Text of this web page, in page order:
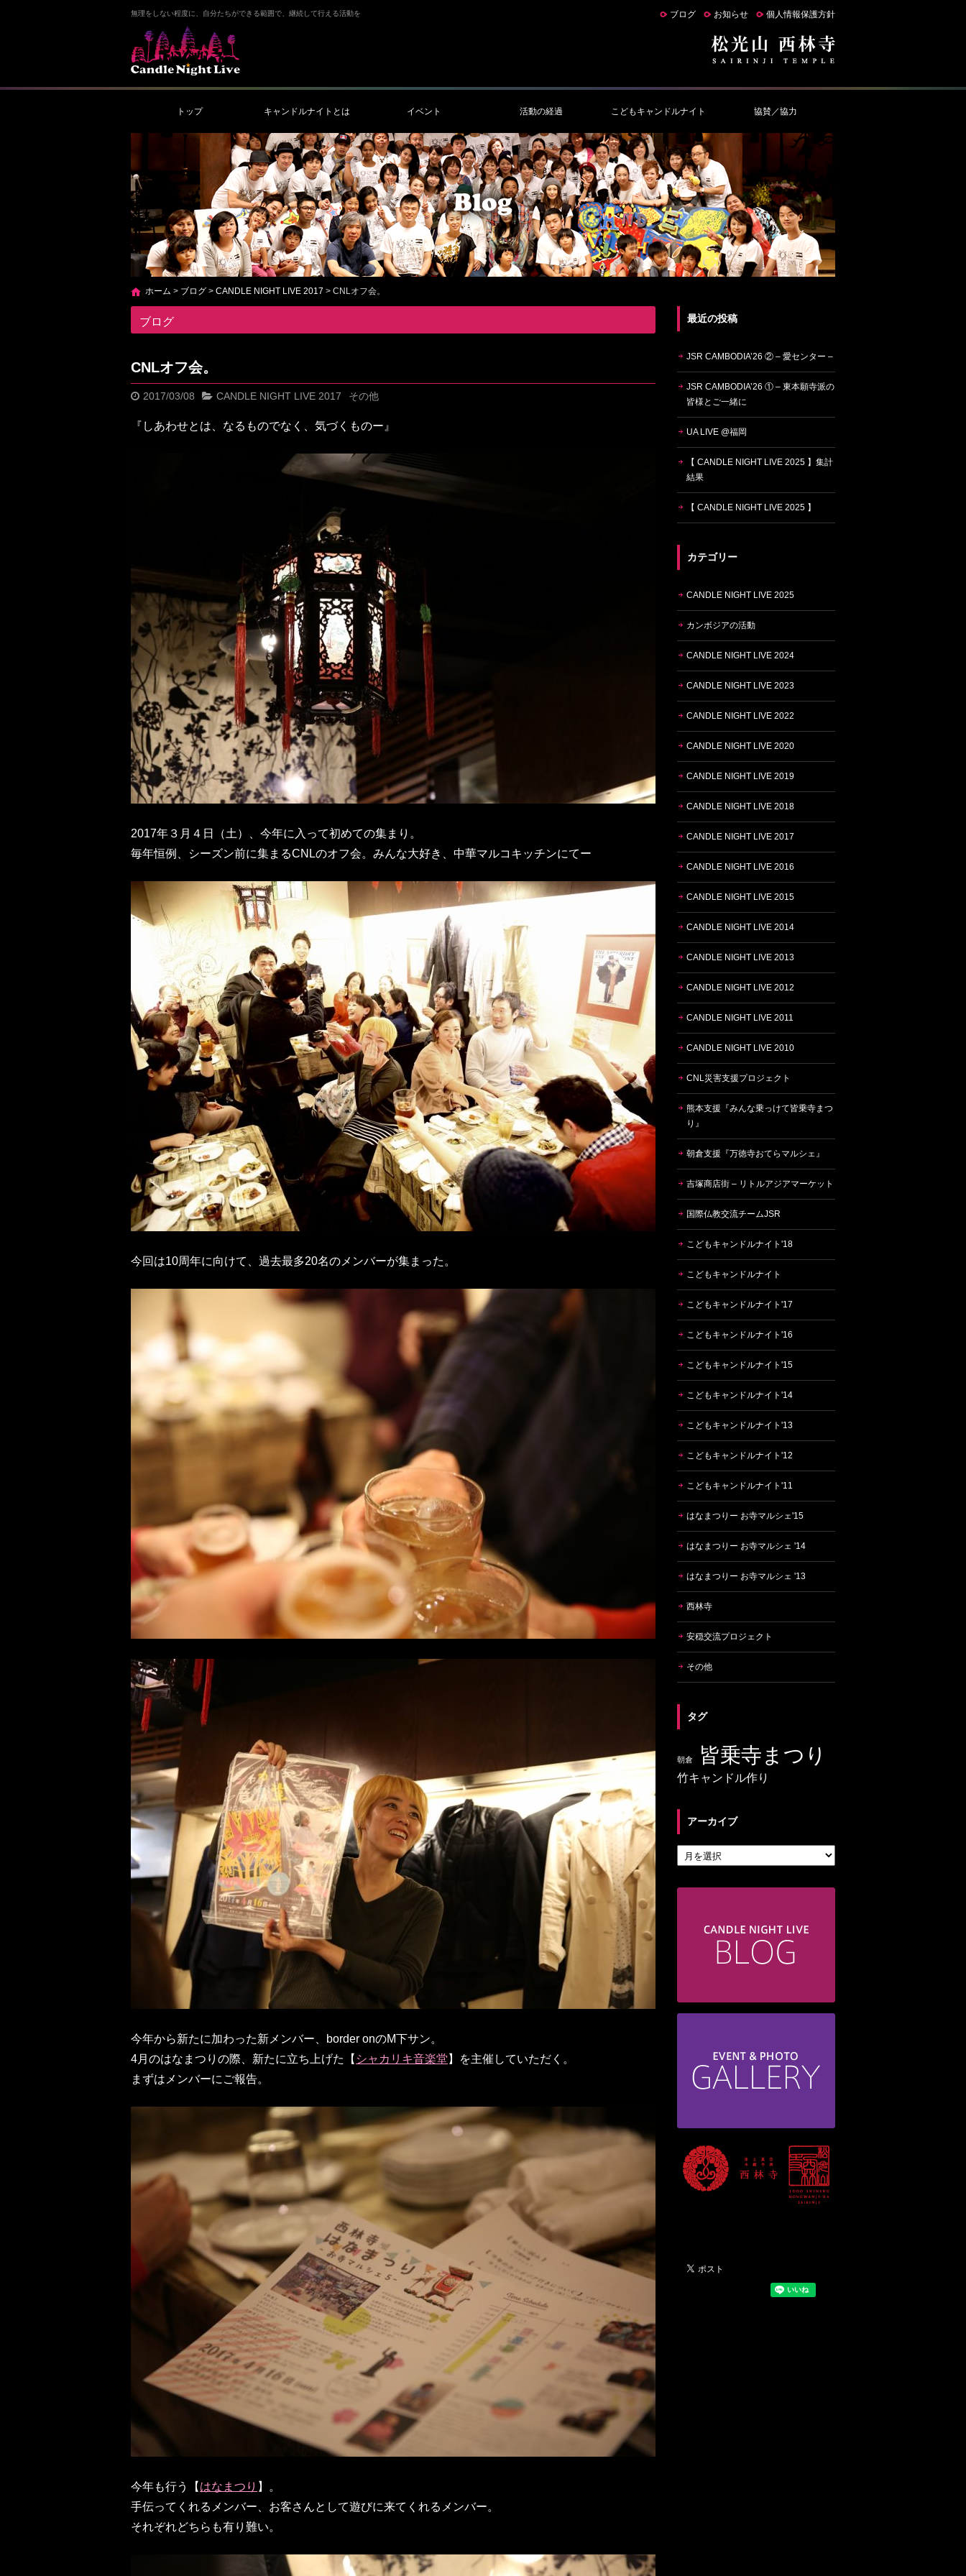
無理をしない程度に、自分たちができる範囲で、継続して行える活動を ブログ お知らせ 個人情報保護方針
トップ キャンドルナイトとは イベント 活動の経過 こどもキャンドルナイト 協賛／協力
ホーム > ブログ > CANDLE NIGHT LIVE 2017 > CNLオフ会。
ブログ
CNLオフ会。
2017/03/08 CANDLE NIGHT LIVE 2017 その他
『しあわせとは、なるものでなく、気づくものー』
2017年３月４日（土）、今年に入って初めての集まり。
毎年恒例、シーズン前に集まるCNLのオフ会。みんな大好き、中華マルコキッチンにてー
今回は10周年に向けて、過去最多20名のメンバーが集まった。
今年から新たに加わった新メンバー、border onのM下サン。
4月のはなまつりの際、新たに立ち上げた【 シャカリキ音楽堂 】を主催していただく。
まずはメンバーにご報告。
今年も行う【 はなまつり 】。
手伝ってくれるメンバー、お客さんとして遊びに来てくれるメンバー。
それぞれどちらも有り難い。
最近の投稿
JSR CAMBODIA’26 ② – 愛センター –
JSR CAMBODIA’26 ① – 東本願寺派の
皆様とご一緒に
UA LIVE @福岡
【 CANDLE NIGHT LIVE 2025 】集計
結果
【 CANDLE NIGHT LIVE 2025 】
カテゴリー
CANDLE NIGHT LIVE 2025
カンボジアの活動
CANDLE NIGHT LIVE 2024
CANDLE NIGHT LIVE 2023
CANDLE NIGHT LIVE 2022
CANDLE NIGHT LIVE 2020
CANDLE NIGHT LIVE 2019
CANDLE NIGHT LIVE 2018
CANDLE NIGHT LIVE 2017
CANDLE NIGHT LIVE 2016
CANDLE NIGHT LIVE 2015
CANDLE NIGHT LIVE 2014
CANDLE NIGHT LIVE 2013
CANDLE NIGHT LIVE 2012
CANDLE NIGHT LIVE 2011
CANDLE NIGHT LIVE 2010
CNL災害支援プロジェクト
熊本支援『みんな乗っけて皆乗寺まつ
り』
朝倉支援『万徳寺おてらマルシェ』
吉塚商店街 – リトルアジアマーケット
国際仏教交流チームJSR
こどもキャンドルナイト'18
こどもキャンドルナイト
こどもキャンドルナイト'17
こどもキャンドルナイト'16
こどもキャンドルナイト'15
こどもキャンドルナイト'14
こどもキャンドルナイト'13
こどもキャンドルナイト'12
こどもキャンドルナイト'11
はなまつりー お寺マルシェ'15
はなまつりー お寺マルシェ '14
はなまつりー お寺マルシェ '13
西林寺
安穏交流プロジェクト
その他
タグ
朝倉 皆乗寺まつり
竹キャンドル作り
アーカイブ
アーカイブ